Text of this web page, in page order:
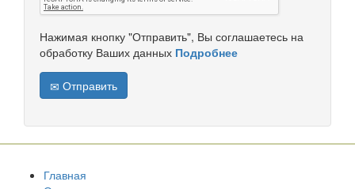
Нажимая кнопку "Отправить", Вы соглашаетесь на
обработку Ваших данных Подробнее
Отправить
Главная